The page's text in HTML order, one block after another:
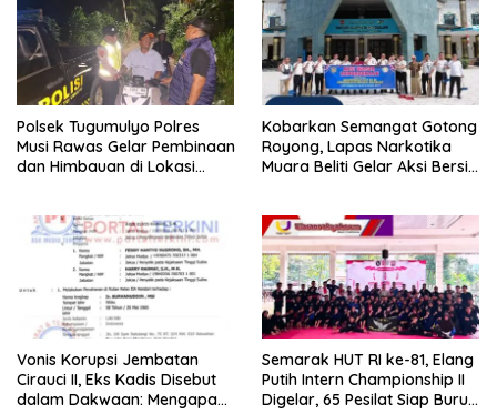
Polsek Tugumulyo Polres
Musi Rawas Gelar Pembinaan
dan Himbauan di Lokasi
Kobarkan Semangat Gotong
Royong, Lapas Narkotika
Muara Beliti Gelar Aksi Bersih
Vonis Korupsi Jembatan
Cirauci II, Eks Kadis Disebut
dalam Dakwaan: Mengapa
Semarak HUT RI ke-81, Elang
Putih Intern Championship II
Digelar, 65 Pesilat Siap Buru